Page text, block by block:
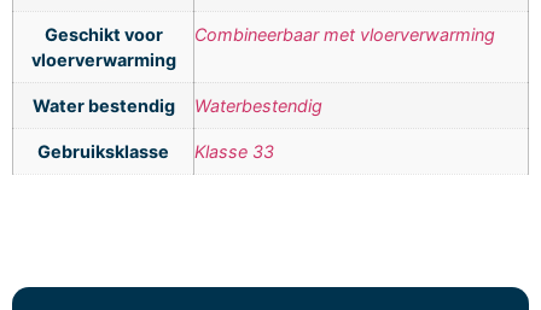
Geschikt voor
vloerverwarming
Combineerbaar met vloerverwarming
Water bestendig Waterbestendig
Gebruiksklasse Klasse 33